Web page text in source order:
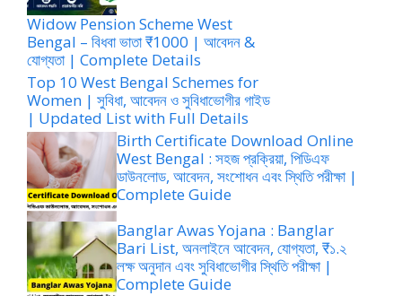
Widow Pension Scheme West
Bengal – বিধবা ভাতা ₹1000 | আবেদন &
যোগ্যতা | Complete Details
Top 10 West Bengal Schemes for
Women | সুবিধা, আবেদন ও সুবিধাভোগীর গাইড
| Updated List with Full Details
Birth Certificate Download Online
West Bengal : সহজ প্রক্রিয়া, পিডিএফ
ডাউনলোড, আবেদন, সংশোধন এবং স্থিতি পরীক্ষা |
Complete Guide
Banglar Awas Yojana : Banglar
Bari List, অনলাইনে আবেদন, যোগ্যতা, ₹১.২
লক্ষ অনুদান এবং সুবিধাভোগীর স্থিতি পরীক্ষা |
Complete Guide